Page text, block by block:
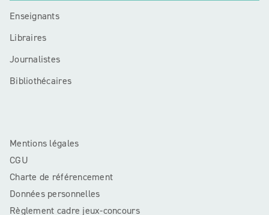
Enseignants
Libraires
Journalistes
Bibliothécaires
Mentions légales
CGU
Charte de référencement
Données personnelles
Règlement cadre jeux-concours